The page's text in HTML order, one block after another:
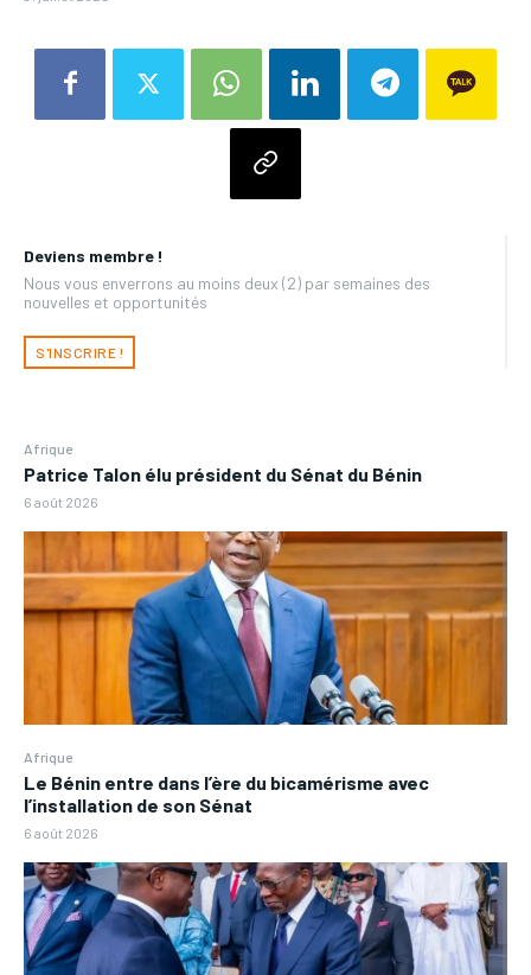
Deviens membre !
Nous vous enverrons au moins deux (2) par semaines des
nouvelles et opportunités
S'INSCRIRE !
Afrique
Patrice Talon élu président du Sénat du Bénin
6 août 2026
Afrique
Le Bénin entre dans l’ère du bicamérisme avec
l’installation de son Sénat
6 août 2026